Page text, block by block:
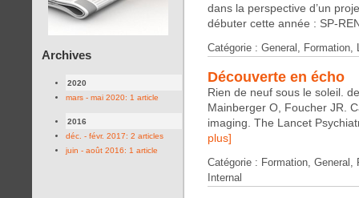
Archives
2020
mars - mai 2020: 1 article
2016
déc. - févr. 2017: 2 articles
juin - août 2016: 1 article
dans la perspective d’un
débuter cette année : SP-
Catégorie : General, Formation,
Découverte en écho
Rien de neuf sous le soleil.
Mainberger O, Foucher JR.
imaging. The Lancet
plus]
Catégorie : Formation, General,
Internal